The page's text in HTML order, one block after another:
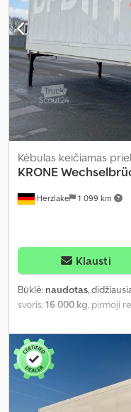
Herzlake 1 099 km
Kėbulas keičiamas
KRONE
Klausti
Būklė: naudotas,
svoris:16 000 kg , pirmoji
, krovinių
aukštis:2 775 mm,
2 550 mm